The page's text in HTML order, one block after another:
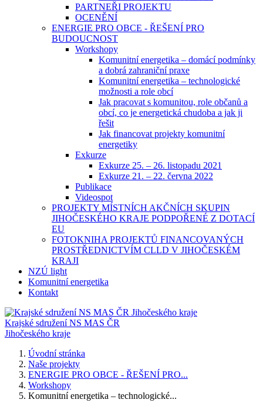
PARTNEŘI PROJEKTU
OCENĚNÍ
ENERGIE PRO OBCE - ŘEŠENÍ PRO
BUDOUCNOST
Workshopy
Komunitní energetika – domácí podmínky
a dobrá zahraniční praxe
Komunitní energetika – technologické
možnosti a role obcí
Jak pracovat s komunitou, role občanů a
obcí, co je energetická chudoba a jak ji
řešit
Jak financovat projekty komunitní
energetiky
Exkurze
Exkurze 25. – 26. listopadu 2021
Exkurze 21. – 22. června 2022
Publikace
Videospot
PROJEKTY MÍSTNÍCH AKČNÍCH SKUPIN
JIHOČESKÉHO KRAJE PODPOŘENÉ Z DOTACÍ
EU
FOTOKNIHA PROJEKTŮ FINANCOVANÝCH
PROSTŘEDNICTVÍM CLLD V JIHOČESKÉM
KRAJI
NZÚ light
Komunitní energetika
Kontakt
Krajské sdružení NS MAS ČR
Jihočeského kraje
Úvodní stránka
Naše projekty
ENERGIE PRO OBCE - ŘEŠENÍ PRO...
Workshopy
Komunitní energetika – technologické...